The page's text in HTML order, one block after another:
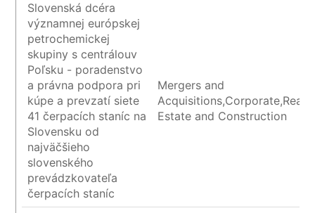
Slovenská dcéra
významnej európskej
petrochemickej
skupiny s centrálouv
Poľsku - poradenstvo
a právna podpora pri
kúpe a prevzatí siete
41 čerpacích staníc na
Slovensku od
najväčšieho
slovenského
prevádzkovateľa
čerpacích staníc
Mergers and
Acquisitions,Corporate,Real
Estate and Construction